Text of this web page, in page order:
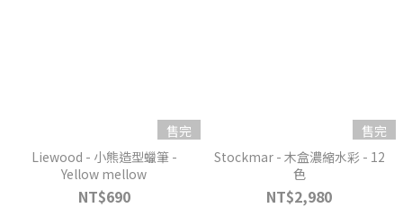
售完
Liewood - 小熊造型蠟筆 -
Yellow mellow
NT$690
售完
Stockmar - 木盒濃縮水彩 - 12
色
NT$2,980